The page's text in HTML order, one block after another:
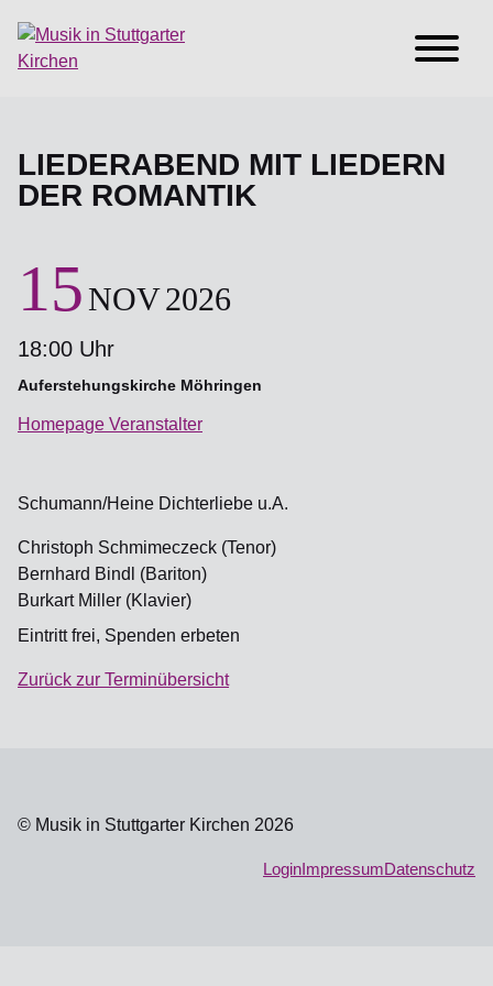
LIEDERABEND MIT LIEDERN
DER ROMANTIK
15NOV2026
18:00 Uhr
Auferstehungskirche Möhringen
Homepage Veranstalter
Schumann/Heine Dichterliebe u.A.
Christoph Schmimeczeck (Tenor)
Bernhard Bindl (Bariton)
Burkart Miller (Klavier)
Eintritt frei, Spenden erbeten
Zurück zur Terminübersicht
© Musik in Stuttgarter Kirchen 2026
LoginImpressumDatenschutz